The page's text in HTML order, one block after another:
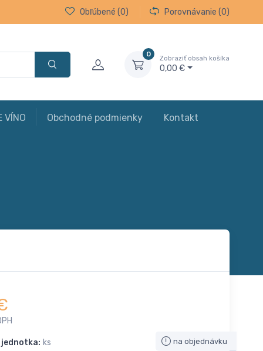
Obľúbené (0) Porovnávanie (0)
0
Zobraziť obsah košíka
0,00 €
VÍNO Obchodné podmienky Kontakt
ks na objednávku